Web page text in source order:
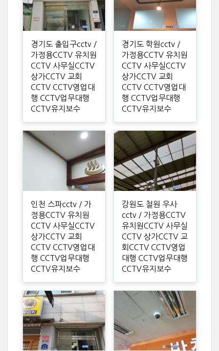
경기도 출입구cctv /
가정용CCTV 유치원
CCTV 사무실CCTV
상가CCTV 교회
CCTV CCTV영업대
행 CCTV업무대행
CCTV유지보수
경기도 학원cctv /
가정용CCTV 유치원
CCTV 사무실CCTV
상가CCTV 교회
CCTV CCTV영업대
행 CCTV업무대행
CCTV유지보수
인천 스파cctv / 가
정용CCTV 유치원
CCTV 사무실CCTV
상가CCTV 교회
CCTV CCTV영업대
행 CCTV업무대행
CCTV유지보수
강원도 철원 우사
cctv / 가정용CCTV
유치원CCTV 사무실
CCTV 상가CCTV 교
회CCTV CCTV영업
대행 CCTV업무대행
CCTV유지보수